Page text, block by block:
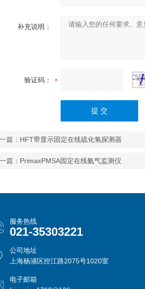
补充说明：
验证码：
一篇： HFT带显示固定在线硫化氢探测器
篇： PrimaxPMSA固定在线氨气监测仪
服务热线
021-35303221
公司地址
上海杨浦区控江路2075号1020室
电子邮箱